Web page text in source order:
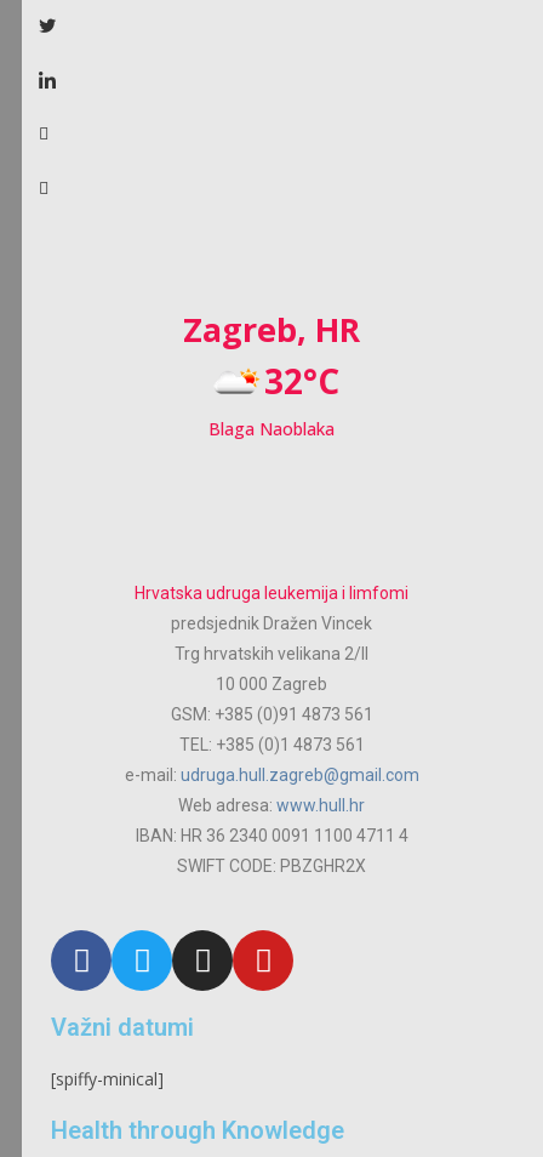
Zagreb, HR
32°C
Blaga Naoblaka
Hrvatska udruga leukemija i limfomi
predsjednik Dražen Vincek
Trg hrvatskih velikana 2/ll
10 000 Zagreb
GSM: +385 (0)91 4873 561
TEL: +385 (0)1 4873 561
e-mail: udruga.hull.zagreb@gmail.com
Web adresa: www.hull.hr
IBAN: HR 36 2340 0091 1100 4711 4
SWIFT CODE: PBZGHR2X
Važni datumi
[spiffy-minical]
Health through Knowledge